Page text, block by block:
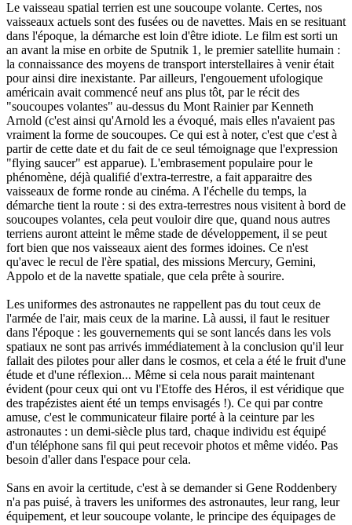
Le vaisseau spatial terrien est une soucoupe volante. Certes, nos
vaisseaux actuels sont des fusées ou de navettes. Mais en se resituant
dans l'époque, la démarche est loin d'être idiote. Le film est sorti un
an avant la mise en orbite de Sputnik 1, le premier satellite humain :
la connaissance des moyens de transport interstellaires à venir était
pour ainsi dire inexistante. Par ailleurs, l'engouement ufologique
américain avait commencé neuf ans plus tôt, par le récit des
"soucoupes volantes" au-dessus du Mont Rainier par Kenneth
Arnold (c'est ainsi qu'Arnold les a évoqué, mais elles n'avaient pas
vraiment la forme de soucoupes. Ce qui est à noter, c'est que c'est à
partir de cette date et du fait de ce seul témoignage que l'expression
"flying saucer" est apparue). L'embrasement populaire pour le
phénomène, déjà qualifié d'extra-terrestre, a fait apparaitre des
vaisseaux de forme ronde au cinéma. A l'échelle du temps, la
démarche tient la route : si des extra-terrestres nous visitent à bord de
soucoupes volantes, cela peut vouloir dire que, quand nous autres
terriens auront atteint le même stade de développement, il se peut
fort bien que nos vaisseaux aient des formes idoines. Ce n'est
qu'avec le recul de l'ère spatial, des missions Mercury, Gemini,
Appolo et de la navette spatiale, que cela prête à sourire.
Les uniformes des astronautes ne rappellent pas du tout ceux de
l'armée de l'air, mais ceux de la marine. Là aussi, il faut le resituer
dans l'époque : les gouvernements qui se sont lancés dans les vols
spatiaux ne sont pas arrivés immédiatement à la conclusion qu'il leur
fallait des pilotes pour aller dans le cosmos, et cela a été le fruit d'une
étude et d'une réflexion... Même si cela nous parait maintenant
évident (pour ceux qui ont vu l'Etoffe des Héros, il est véridique que
des trapézistes aient été un temps envisagés !). Ce qui par contre
amuse, c'est le communicateur filaire porté à la ceinture par les
astronautes : un demi-siècle plus tard, chaque individu est équipé
d'un téléphone sans fil qui peut recevoir photos et même vidéo. Pas
besoin d'aller dans l'espace pour cela.
Sans en avoir la certitude, c'est à se demander si Gene Roddenbery
n'a pas puisé, à travers les uniformes des astronautes, leur rang, leur
équipement, et leur soucoupe volante, le principe des équipages de